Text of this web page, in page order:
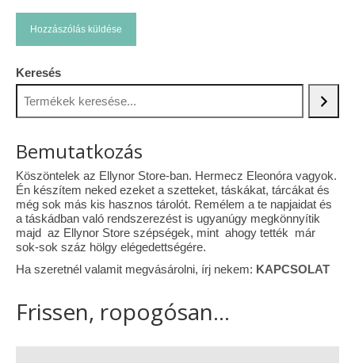
Keresés
Bemutatkozás
Köszöntelek az Ellynor Store-ban. Hermecz Eleonóra vagyok.
Én készítem neked ezeket a szetteket, táskákat, tárcákat és
még sok más kis hasznos tárolót. Remélem a te napjaidat és
a táskádban való rendszerezést is ugyanúgy megkönnyítik
majd az Ellynor Store szépségek, mint ahogy tették már
sok-sok száz hölgy elégedettségére.
Ha szeretnél valamit megvásárolni, írj nekem: KAPCSOLAT
Frissen, ropogósan...